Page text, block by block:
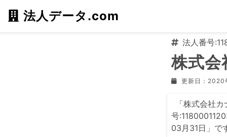
法人データ.com
法人番号
株式
更新日：2020
「株式会社
号
03月31日」で